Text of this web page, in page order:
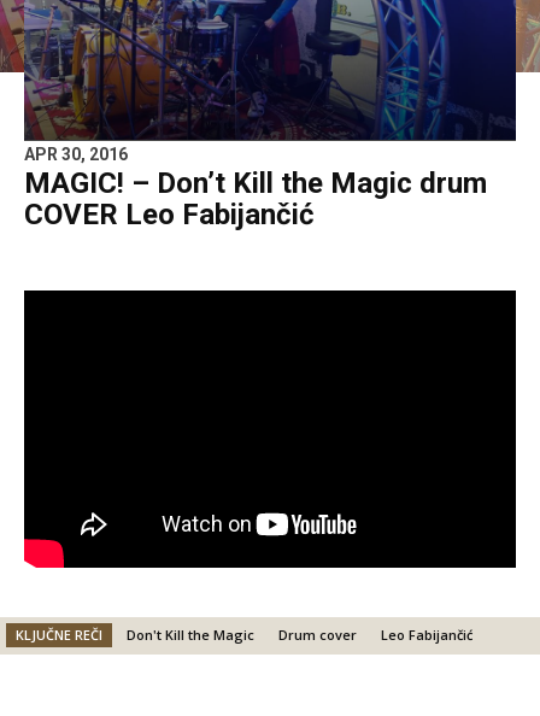
APR 30, 2016
MAGIC! – Don’t Kill the Magic drum
COVER Leo Fabijančić
KLJUČNE REČI Don't Kill the Magic Drum cover Leo Fabijančić